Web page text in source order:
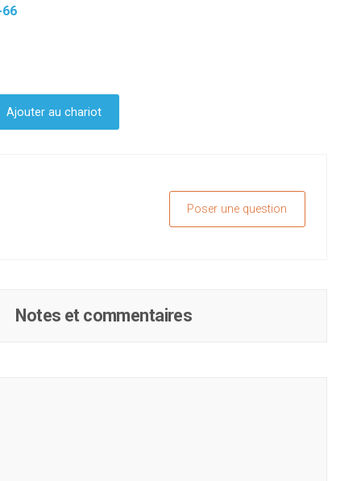
Ajouter au chariot
Poser une question
Notes et commentaires